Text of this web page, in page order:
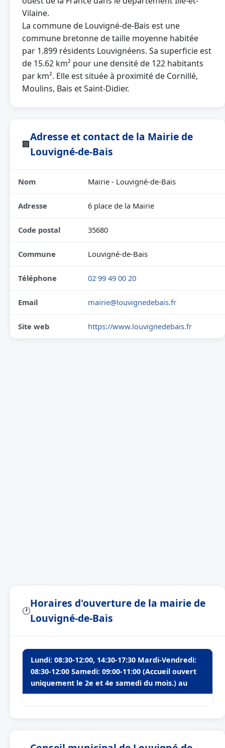
Vilaine.
La commune de Louvigné-de-Bais est une
commune bretonne de taille moyenne habitée
par 1.899 résidents Louvignéens. Sa superficie est
de 15.62 km² pour une densité de 122 habitants
par km². Elle est située à proximité de Cornillé,
Moulins, Bais et Saint-Didier.
🏢
Adresse et contact de la Mairie de
Louvigné-de-Bais
Nom Mairie - Louvigné-de-Bais
Adresse 6 place de la Mairie
Code postal 35680
Commune Louvigné-de-Bais
Téléphone 02 99 49 00 20
Email mairie@louvignedebais.fr
Site web https://www.louvignedebais.fr
🕐
Horaires d'ouverture de la mairie de
Louvigné-de-Bais
Lundi: 08:30-12:00, 14:30-17:30 Mardi-Vendredi:
08:30-12:00 Samedi: 09:00-11:00 (Accueil ouvert
uniquement le 2e et 4e samedi du mois.) au